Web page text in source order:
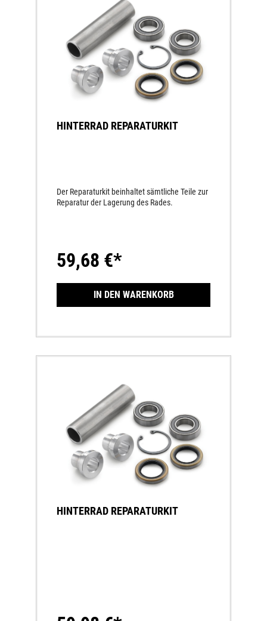
HINTERRAD REPARATURKIT
Der Reparaturkit beinhaltet sämtliche Teile zur
Reparatur der Lagerung des Rades.
59,68 €*
IN DEN WARENKORB
HINTERRAD REPARATURKIT